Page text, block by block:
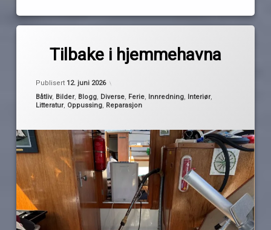
Tilbake i hjemmehavna
Publisert 12. juni 2026
Kategorier:
Båtliv, Bilder, Blogg, Diverse, Ferie, Innredning, Interiør,
Litteratur, Oppussing, Reparasjon
havneguider
oppussing
papirkart